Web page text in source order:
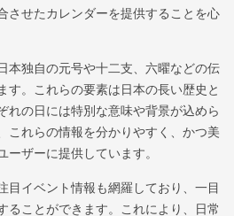
させたカレンダーを提供することを心
本独自の元号や十二支、六曜などの伝
す。これらの要素は日本の長い歴史と
れの日には特別な意味や背景が込めら
これらの情報を分かりやすく、かつ美
ーザーに提供しています。
目イベント情報も網羅しており、一目
ることができます。これにより、日常